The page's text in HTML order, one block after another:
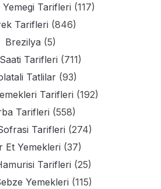
Tarifleri (117)
Tarifleri (846)
Brezilya (5)
Tarifleri (711)
Tatlilar(93)
Tarifleri (192)
Tarifleri (558)
Tarifleri (274)
Et Yemekleri (37)
Tarifleri (25)
Yemekleri (115)